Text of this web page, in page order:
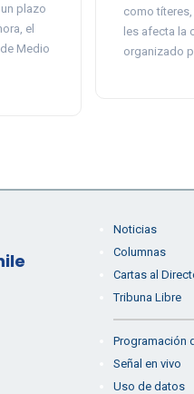
plazo
el
Medio
como
les afecta la
organizado
Noticias
Columnas
Cartas al
Tribuna Libre
Programación
Señal en vivo
Uso de datos